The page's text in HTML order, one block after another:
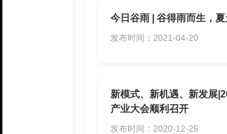
今日谷雨 | 谷得雨而生，夏
发布时间：2021-04-20
新模式、新机遇、新发展
产业大会顺利召开
发布时间：2020-12-25